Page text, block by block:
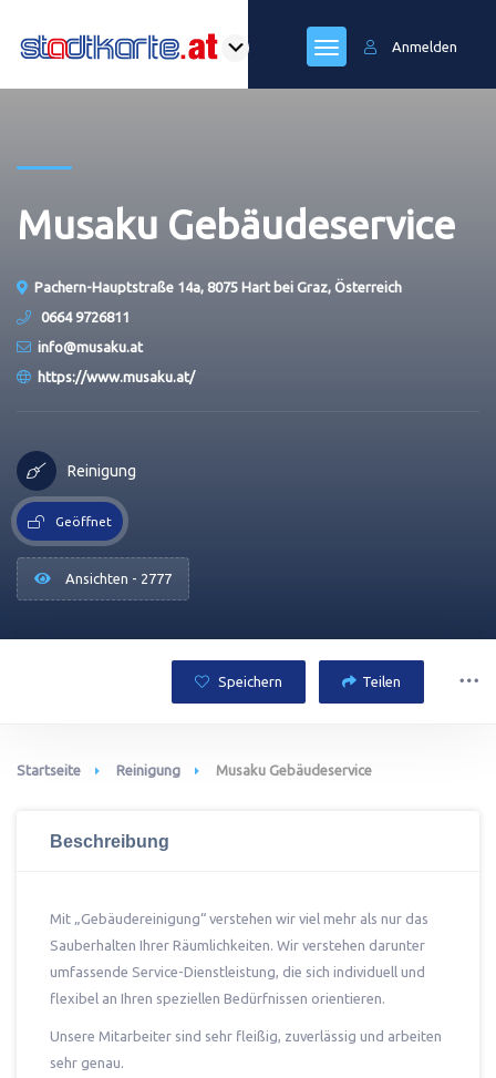
Anmelden
Musaku Gebäudeservice
Pachern-Hauptstraße 14a, 8075 Hart bei Graz, Österreich
0664 9726811
info@musaku.at
https://www.musaku.at/
Reinigung
Geöffnet
Ansichten - 2777
Speichern Teilen
Startseite Reinigung Musaku Gebäudeservice
Beschreibung
Mit „Gebäudereinigung“ verstehen wir viel mehr als nur das
Sauberhalten Ihrer Räumlichkeiten. Wir verstehen darunter
umfassende Service-Dienstleistung, die sich individuell und
flexibel an Ihren speziellen Bedürfnissen orientieren.
Unsere Mitarbeiter sind sehr fleißig, zuverlässig und arbeiten
sehr genau.